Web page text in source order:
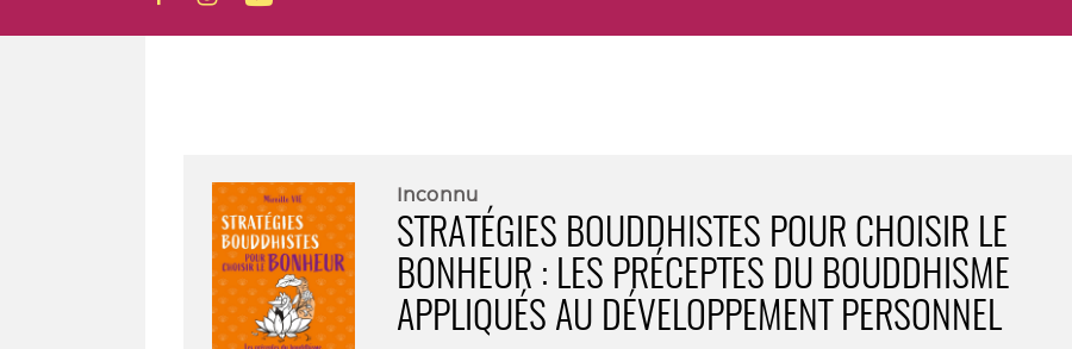
Inconnu
STRATÉGIES BOUDDHISTES POUR CHOISIR LE
BONHEUR : LES PRÉCEPTES DU BOUDDHISME
APPLIQUÉS AU DÉVELOPPEMENT PERSONNEL